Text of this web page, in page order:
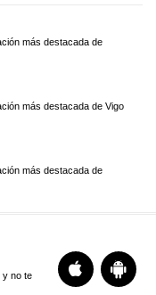
más destacada de
más destacada de Vigo
más destacada de
y no te